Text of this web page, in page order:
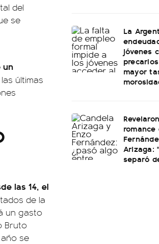
del
se
un
últimas
las 14, el
de la
un gasto
Bruto
año se
La
jóvenes
mayor
romance
Arizaga:
separó